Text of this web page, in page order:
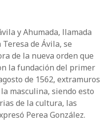
y Ahumada, llamada
de Ávila, se
de la nueva orden que
la fundación del primer
de 1562, extramuros
masculina, siendo esto
de la cultura, las
Perea González.